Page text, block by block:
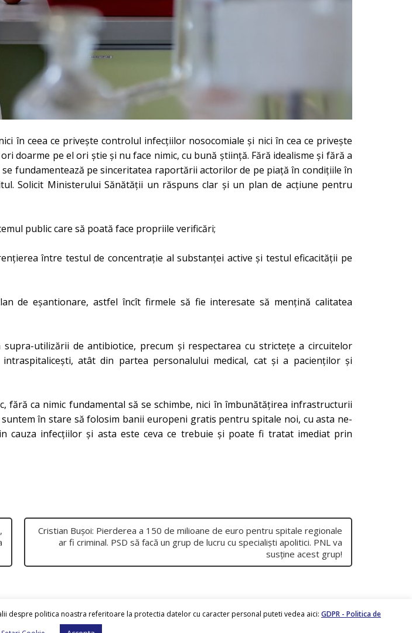
în ceea ce privește controlul infecțiilor nosocomiale și nici în cea ce privește
pe el ori știe și nu face nimic, cu bună știință. Fără idealisme și fără a
fundamentează pe sinceritatea raportării actorilor de pe piață în condițiile în
Solicit Ministerului Sănătății un răspuns clar și un plan de acțiune pentru
public care să poată face propriile verificări;
între testul de concentrație al substanței active și testul eficacității pe
de eșantionare, astfel încît firmele să fie interesate să mențină calitatea
utilizării de antibiotice, precum și respectarea cu strictețe a circuitelor
atât din partea personalului medical, cat și a pacienților și
fără ca nimic fundamental să se schimbe, nici în îmbunătățirea infrastructurii
în stare să folosim banii europeni gratis pentru spitale noi, cu asta ne-
cauza infecțiilor și asta este ceva ce trebuie și poate fi tratat imediat prin
Cristian Bușoi: Pierderea a 150 de milioane de euro pentru spitale regionale
ar fi criminal. PSD să facă un grup de lucru cu specialiști apolitici. PNL va
susține acest grup!
despre politica noastra referitoare la protectia datelor cu caracter personal puteti vedea aici: GDPR - Politica de